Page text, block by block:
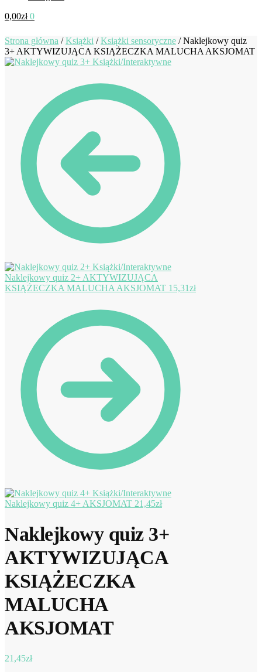
0,00zł 0
Strona główna /Książki /Książki sensoryczne /Naklejkowy quiz
3+ AKTYWIZUJĄCA KSIĄŻECZKA MALUCHA AKSJOMAT
Naklejkowy quiz 2+ AKTYWIZUJĄCA
KSIĄŻECZKA MALUCHA AKSJOMAT 15,31zł
Naklejkowy quiz 4+ AKSJOMAT 21,45zł
Naklejkowy quiz 3+
AKTYWIZUJĄCA
KSIĄŻECZKA
MALUCHA
AKSJOMAT
21,45zł